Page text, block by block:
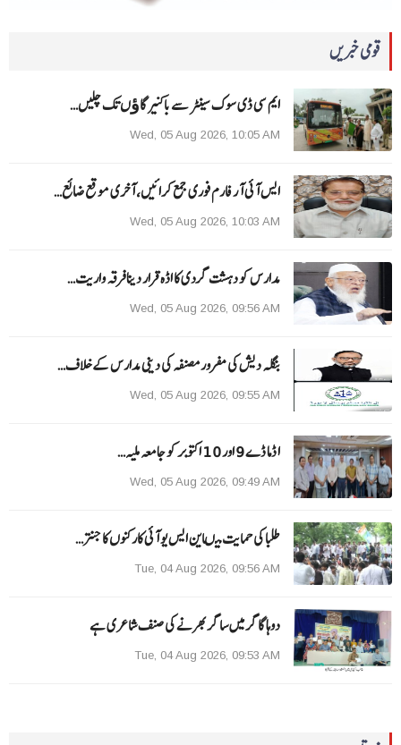
قومی خبریں
ایم سی ڈی سوک سینٹر سے باکنیر گاﺅں تک چلیں…
Wed, 05 Aug 2026, 10:05 AM
ایس آئی آر فارم فوری جمع کرائیں، آخری موقع ضائع…
Wed, 05 Aug 2026, 10:03 AM
مدارس کو دہشت گردی کا اڈہ قرار دینا فرقہ واریت…
Wed, 05 Aug 2026, 09:56 AM
بنگلہ دیش کی مفرور مصنفہ کی دینی مدارس کے خلاف…
Wed, 05 Aug 2026, 09:55 AM
ا ڈما ڈے 9 اور 10 اکتوبر کو جامعہ ملیہ…
Wed, 05 Aug 2026, 09:49 AM
طلبا کی حمایت میںاین ایس یو آئی کارکنوں کا جنتر…
Tue, 04 Aug 2026, 09:56 AM
دوہا گاگر میں ساگر بھرنے کی صنف شاعری ہے
Tue, 04 Aug 2026, 09:53 AM